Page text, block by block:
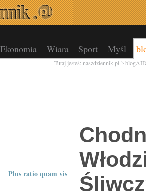
Ekonomia Wiara Sport Myśl
Tutaj jesteś: naszdziennik.pl blogAID
Plus ratio quam vis